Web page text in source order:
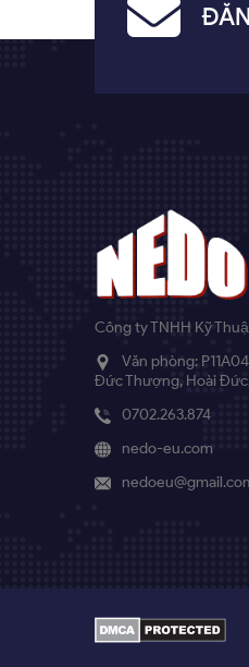
Công ty TNHH Kỹ
Văn phòng:
Đức Thượng, Hoài
0702.263.874
nedo-eu.com